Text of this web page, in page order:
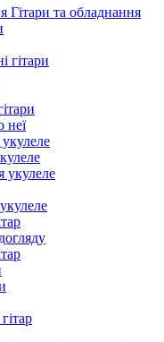
Гітари та обладнання
гітари
неї
укулеле